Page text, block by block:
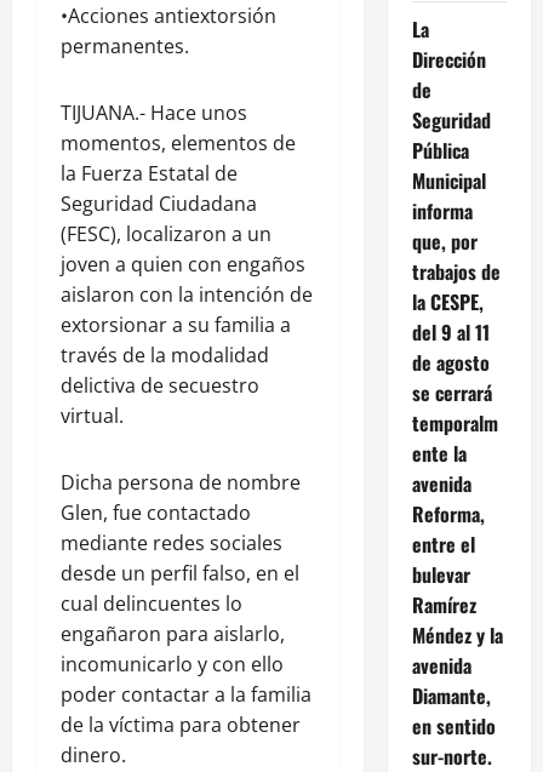
•Acciones antiextorsión
permanentes.
TIJUANA.- Hace unos
momentos, elementos de
la Fuerza Estatal de
Seguridad Ciudadana
(FESC), localizaron a un
joven a quien con engaños
aislaron con la intención de
extorsionar a su familia a
través de la modalidad
delictiva de secuestro
virtual.
Dicha persona de nombre
Glen, fue contactado
mediante redes sociales
desde un perfil falso, en el
cual delincuentes lo
engañaron para aislarlo,
incomunicarlo y con ello
poder contactar a la familia
de la víctima para obtener
dinero.
La
Dirección
de
Seguridad
Pública
Municipal
informa
que, por
trabajos de
la CESPE,
del 9 al 11
de agosto
se cerrará
temporalm
ente la
avenida
Reforma,
entre el
bulevar
Ramírez
Méndez y la
avenida
Diamante,
en sentido
sur-norte.